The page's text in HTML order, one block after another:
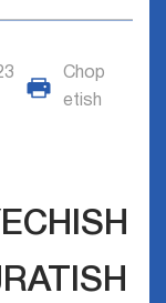
Chop
etish